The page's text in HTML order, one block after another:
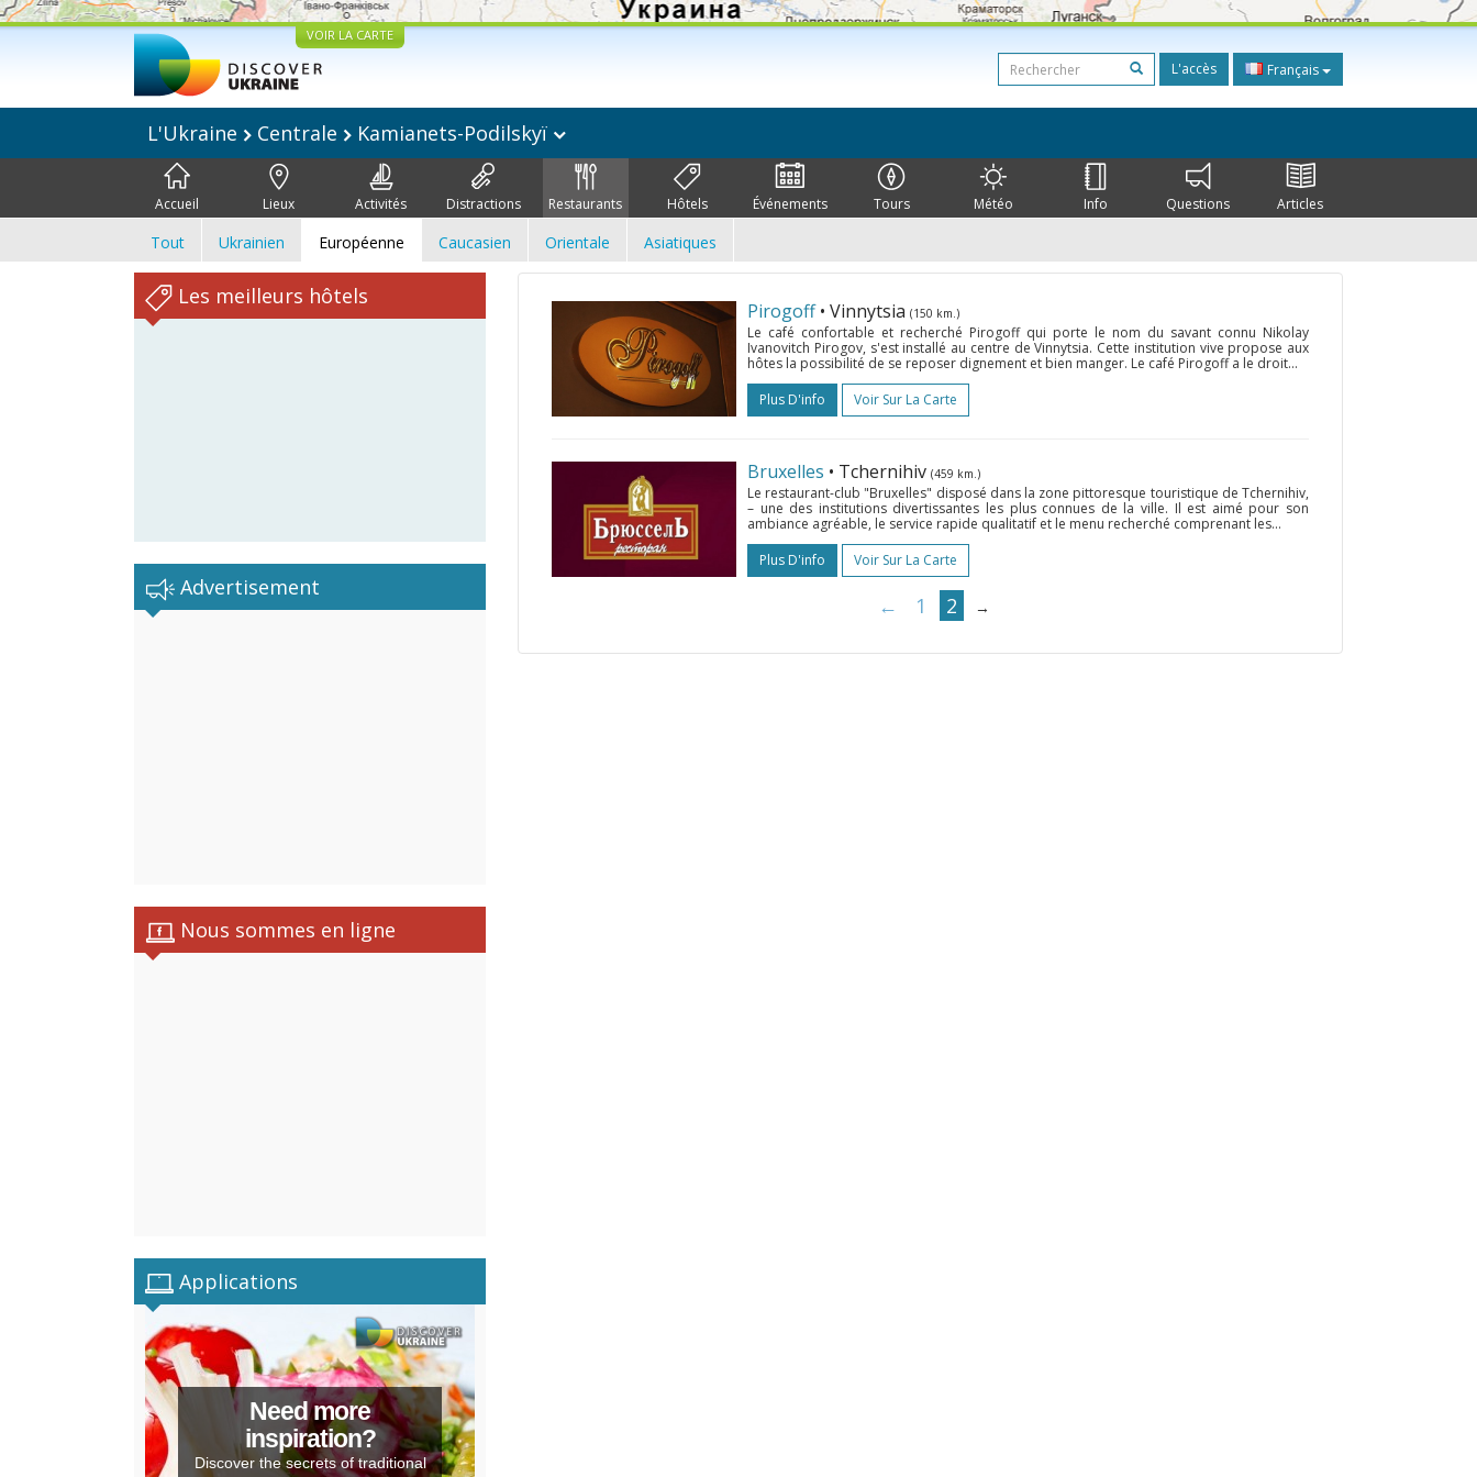
VOIR LA CARTE
L'accès Français
L'Ukraine Centrale Kamianets-Podilskyï
Accueil Lieux Activités Distractions Restaurants Hôtels Événements Tours Météo Info Questions Articles
Tout Ukrainien Européenne Caucasien Orientale Asiatiques
Les meilleurs hôtels
Advertisement
Nous sommes en ligne
Applications
Need more
inspiration?
Discover the secrets of traditional
Pirogoff • Vinnytsia (150 km.)
Le café confortable et recherché Pirogoff qui porte le nom du savant connu Nikolay
Ivanovitch Pirogov, s'est installé au centre de Vinnytsia. Cette institution vive propose aux
hôtes la possibilité de se reposer dignement et bien manger. Le café Pirogoff a le droit...
Plus D'info
Voir Sur La Carte
Bruxelles • Tchernihiv (459 km.)
Le restaurant-club "Bruxelles" disposé dans la zone pittoresque touristique de Tchernihiv,
– une des institutions divertissantes les plus connues de la ville. Il est aimé pour son
ambiance agréable, le service rapide qualitatif et le menu recherché comprenant les...
Plus D'info
Voir Sur La Carte
← 1 2 →